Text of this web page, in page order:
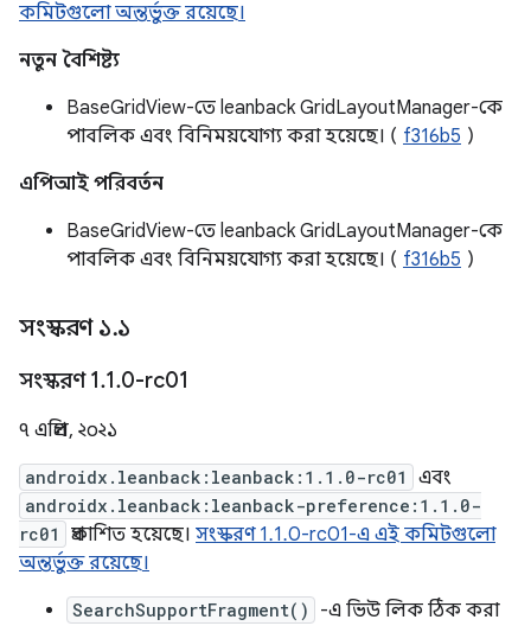
কমিটগুলো অন্তর্ভুক্ত রয়েছে।
নতুন বৈশিষ্ট্য
BaseGridView-তে leanback GridLayoutManager-কে
পাবলিক এবং বিনিময়যোগ্য করা হয়েছে। ( f316b5 )
এপিআই পরিবর্তন
BaseGridView-তে leanback GridLayoutManager-কে
পাবলিক এবং বিনিময়যোগ্য করা হয়েছে। ( f316b5 )
সংস্করণ ১.১
সংস্করণ 1.1.0-rc01
৭ এপ্রিল, ২০২১
androidx.leanback:leanback:1.1.0-rc01 এবং
androidx.leanback:leanback-preference:1.1.0-
rc01
প্রকাশিত হয়েছে। সংস্করণ 1.1.0-rc01-এ এই কমিটগুলো
অন্তর্ভুক্ত রয়েছে।
SearchSupportFragment()
-এ ভিউ লিক ঠিক করা